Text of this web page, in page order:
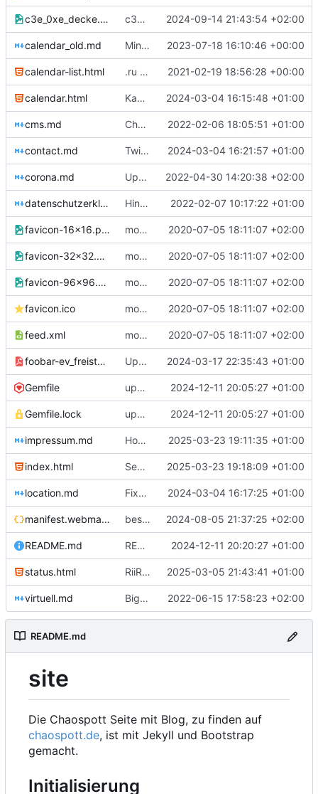
c3e_0xe_decke.png c3e 0xe decke 2024-09-14 21:43:54 +02:00
calendar_old.md Minor change to test ci 2023-07-18 16:10:46 +00:00
calendar-list.html .ru -> .de 2021-02-19 18:56:28 +00:00
calendar.html Kaputten Link zum Kalender entfernt 2024-03-04 16:15:48 +01:00
cms.md Changed link 2022-02-06 18:05:51 +01:00
contact.md Twitter Link entfernt 2024-03-04 16:21:57 +01:00
corona.md Updated corona restrictions 2022-04-30 14:20:38 +02:00
datenschutzerklaerung.md Hinweis zur telefonischen Erreichbarkeit 2022-02-07 10:17:22 +01:00
favicon-16x16.png moved site back to root 2020-07-05 18:11:07 +02:00
favicon-32x32.png moved site back to root 2020-07-05 18:11:07 +02:00
favicon-96x96.png moved site back to root 2020-07-05 18:11:07 +02:00
favicon.ico moved site back to root 2020-07-05 18:11:07 +02:00
feed.xml moved site back to root 2020-07-05 18:11:07 +02:00
foobar-ev_freistellungsbescheid.pdf Update Freistellungsbescheid 2024-03-17 22:35:43 +01:00
Gemfile upgrade Jekyll to 4.3.4 2024-12-11 20:05:27 +01:00
Gemfile.lock upgrade Jekyll to 4.3.4 2024-12-11 20:05:27 +01:00
impressum.md Housekeeping 2025-03-23 19:11:35 +01:00
index.html Separate Repaircafè Blog 2025-03-23 19:18:09 +01:00
location.md Fixed Markdownformatierung 2024-03-04 16:17:25 +01:00
manifest.webmanifest best practice location for manifest 2024-08-05 21:37:25 +02:00
README.md README: update setup instructions 2024-12-11 20:20:27 +01:00
status.html RiiR status 2025-03-05 21:43:41 +01:00
virtuell.md BigBlueButton wird abgeschaltet 2022-06-15 17:58:23 +02:00
README.md
site
Die Chaospott Seite mit Blog, zu finden auf
chaospott.de, ist mit Jekyll und Bootstrap
gemacht.
Initialisierung